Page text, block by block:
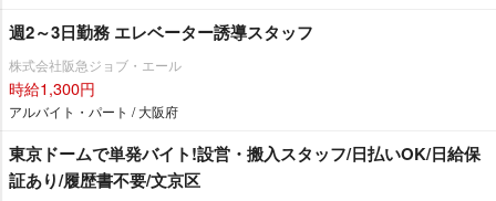
週2～3日勤務 エレベーター誘導スタッフ
株式会社阪急ジョブ・エール
時給1,300円
アルバイト・パート / 大阪府
東京ドームで単発バイト!設営・搬入スタッフ/日払いOK/日給保
証あり/履歴書不要/文京区